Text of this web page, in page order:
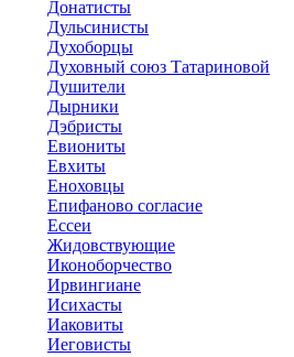
Донатисты
Дульсинисты
Духоборцы
Духовный союз Татариновой
Душители
Дырники
Дэбристы
Евиониты
Евхиты
Еноховцы
Епифаново согласие
Ессеи
Жидовствующие
Иконоборчество
Ирвингиане
Исихасты
Иаковиты
Иеговисты